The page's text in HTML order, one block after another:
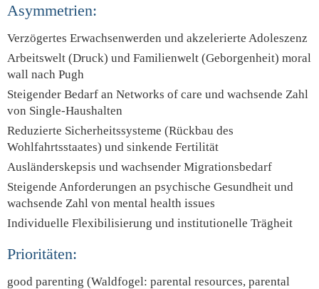
Asymmetrien:
Verzögertes Erwachsenwerden und akzelerierte Adoleszenz
Arbeitswelt (Druck) und Familienwelt (Geborgenheit) moral
wall nach Pugh
Steigender Bedarf an Networks of care und wachsende Zahl
von Single-Haushalten
Reduzierte Sicherheitssysteme (Rückbau des
Wohlfahrtsstaates) und sinkende Fertilität
Ausländerskepsis und wachsender Migrationsbedarf
Steigende Anforderungen an psychische Gesundheit und
wachsende Zahl von mental health issues
Individuelle Flexibilisierung und institutionelle Trägheit
Prioritäten:
good parenting (Waldfogel: parental resources, parental